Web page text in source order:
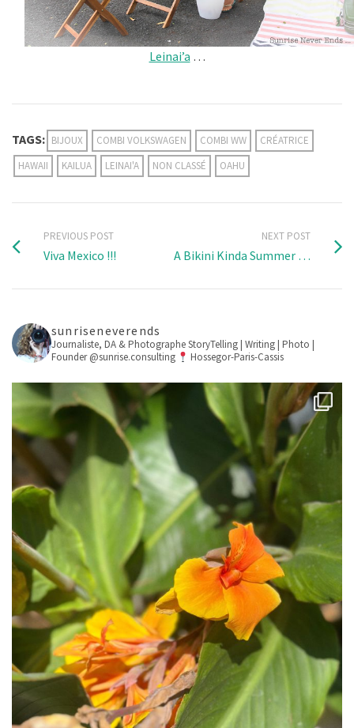
Leinai’a …
TAGS: BIJOUX COMBI VOLKSWAGEN COMBI WW
CRÉATRICE
HAWAII
KAILUA LEINAI'A NON CLASSÉ OAHU
PREVIOUS POST
Viva Mexico !!!
NEXT POST
A Bikini Kinda Summer …
sunriseneverends
Journaliste, DA & PhotographeStoryTelling | Writing | Photo |
Founder @sunrise.consulting
Hossegor-Paris-Cassis